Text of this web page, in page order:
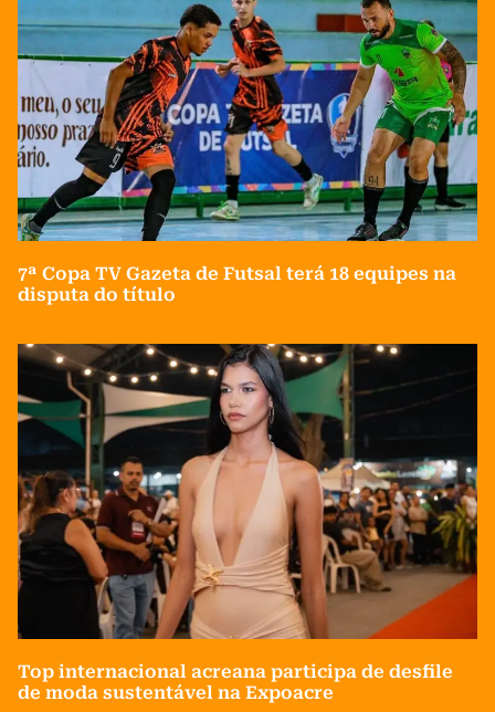
7ª Copa TV Gazeta de Futsal terá 18 equipes na
disputa do título
Top internacional acreana participa de desfile
de moda sustentável na Expoacre